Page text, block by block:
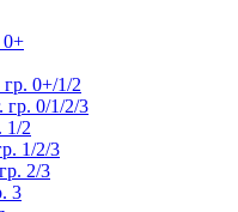
0+
гр. 0+/1/2
гр. 0/1/2/3
1/2
1/2/3
2/3
3